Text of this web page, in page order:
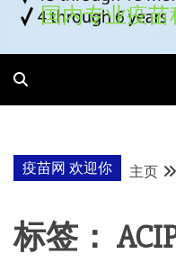
国内专业疫苗
疫苗网 欢迎你 主页
标签：